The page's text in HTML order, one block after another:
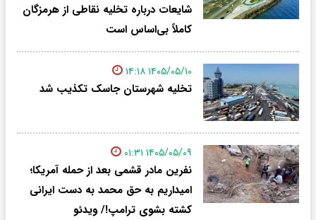
شایعات درباره تخلیه نقاطی از هرمزگان
کاملاً بی‌اساس است
۱۴۰۵/۰۵/۱۰ ۱۴:۱۸
تخلیه شهرستان جاسک تکذیب شد
۱۴۰۵/۰۵/۰۹ ۰۱:۳۱
نفرین مادر قشمی بعد از حمله آمریکا؛
امیداریم به حق محمد به دست ایرانی
کشته بشوی ترامپ!/ ویدئو